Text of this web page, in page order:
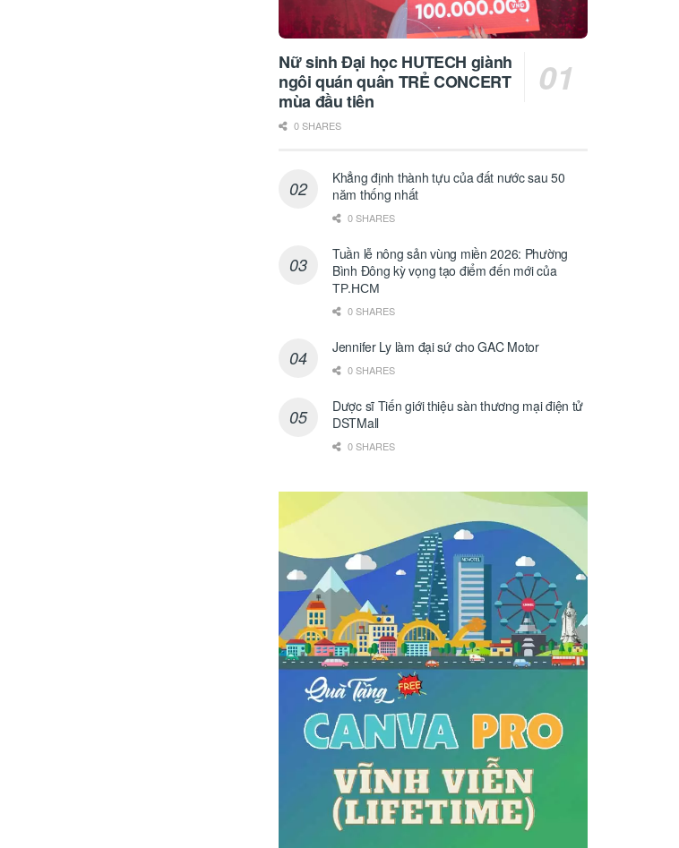
Nữ sinh Đại học HUTECH giành
ngôi quán quân TRẺ CONCERT
mùa đầu tiên
0 SHARES
Khẳng định thành tựu của đất nước sau 50
năm thống nhất
0 SHARES
Tuần lễ nông sản vùng miền 2026: Phường
Bình Đông kỳ vọng tạo điểm đến mới của
ТР.НСМ
0 SHARES
Jennifer Ly làm đại sứ cho GAC Motor
0 SHARES
Dược sĩ Tiến giới thiệu sàn thương mại điện tử
DSTMall
0 SHARES